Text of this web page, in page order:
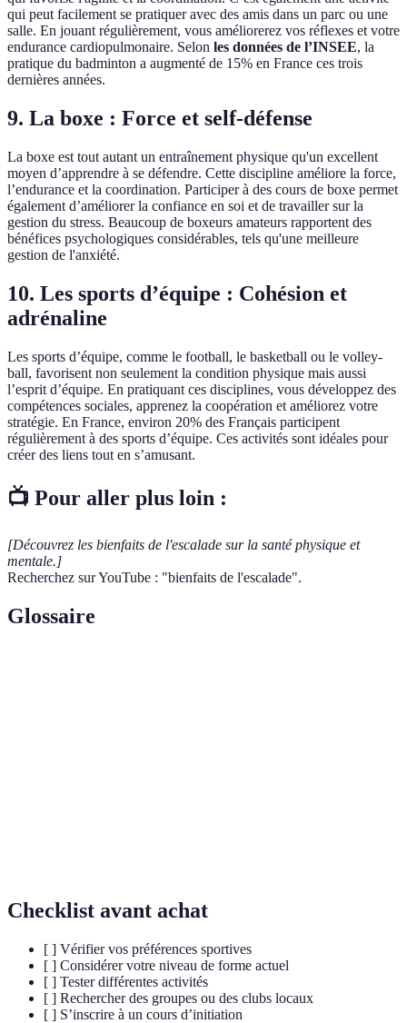
qui peut facilement se pratiquer avec des amis dans un parc ou une
salle. En jouant régulièrement, vous améliorerez vos réflexes et votre
endurance cardiopulmonaire. Selon les données de l’INSEE, la
pratique du badminton a augmenté de 15% en France ces trois
dernières années.
9. La boxe : Force et self-défense
La boxe est tout autant un entraînement physique qu'un excellent
moyen d’apprendre à se défendre. Cette discipline améliore la force,
l’endurance et la coordination. Participer à des cours de boxe permet
également d’améliorer la confiance en soi et de travailler sur la
gestion du stress. Beaucoup de boxeurs amateurs rapportent des
bénéfices psychologiques considérables, tels qu'une meilleure
gestion de l'anxiété.
10. Les sports d’équipe : Cohésion et
adrénaline
Les sports d’équipe, comme le football, le basketball ou le volley-
ball, favorisent non seulement la condition physique mais aussi
l’esprit d’équipe. En pratiquant ces disciplines, vous développez des
compétences sociales, apprenez la coopération et améliorez votre
stratégie. En France, environ 20% des Français participent
régulièrement à des sports d’équipe. Ces activités sont idéales pour
créer des liens tout en s’amusant.
📺 Pour aller plus loin :
[Découvrez les bienfaits de l'escalade sur la santé physique et
mentale.]
Recherchez sur YouTube : "bienfaits de l'escalade".
Glossaire
Checklist avant achat
[ ] Vérifier vos préférences sportives
[ ] Considérer votre niveau de forme actuel
[ ] Tester différentes activités
[ ] Rechercher des groupes ou des clubs locaux
[ ] S’inscrire à un cours d’initiation